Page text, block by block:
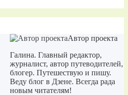
Автор проекта
Галина. Главный редактор,
журналист, автор путеводителей,
блогер. Путешествую и пишу.
Веду блог в Дзене. Всегда рада
новым читателям!